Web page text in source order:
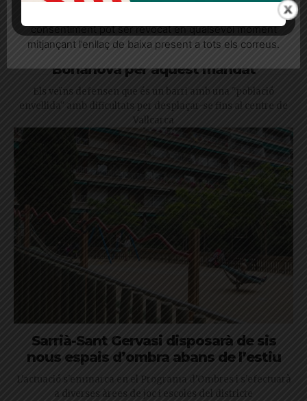
L’Ajuntament descarta un nou CAP a la
Bonanova per aquest mandat
Els veïns defensen que és un barri amb una "població
envellida" amb dificultats per desplaçar-se fins al centre de
Vallcarca
Sarrià-Sant Gervasi disposarà de sis
nous espais d’ombra abans de l’estiu
L'actuació s'emmarca en el Programa d'Ombres i s'efectuarà
a diverses àrees de joc i escoles del districte
consentiment pot ser revocat en qualsevol moment
mitjançant l’enllaç de baixa present a tots els correus.